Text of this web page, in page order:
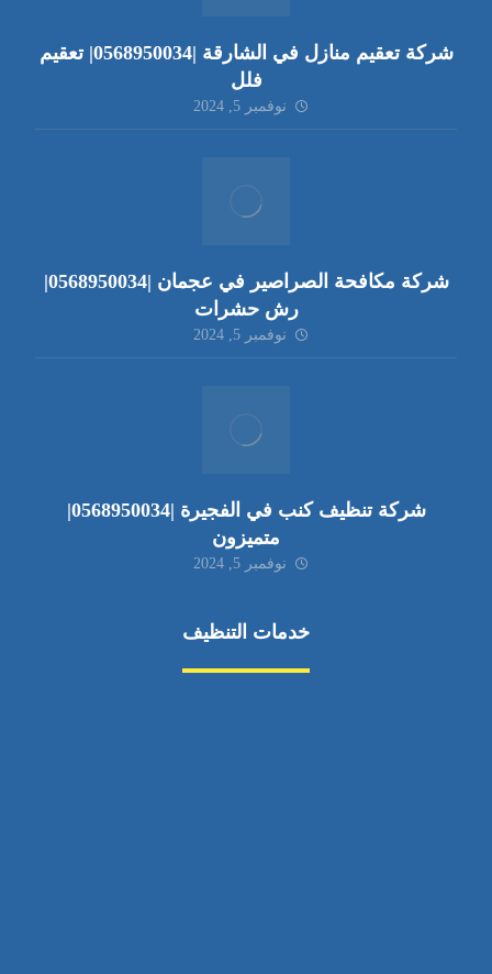
شركة تعقيم منازل في الشارقة |0568950034| تعقيم
فلل
نوفمبر 5, 2024
شركة مكافحة الصراصير في عجمان |0568950034|
رش حشرات
نوفمبر 5, 2024
شركة تنظيف كنب في الفجيرة |0568950034|
متميزون
نوفمبر 5, 2024
خدمات التنظيف